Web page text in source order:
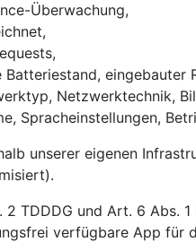
Überwachung,
eingebauter
Netzwerktechnik,
Spracheinstellungen,
unserer eigenen
TDDDG und Art. 6 Abs.
verfügbare App für